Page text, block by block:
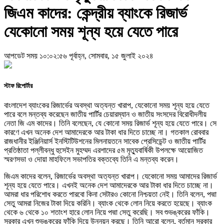
জিএম কাদের: কেন্দ্রীয় ব্যাংকে রিজার্ভ
যেকোনো সময় শূন্য হয়ে যেতে পারে
আপডেট সময় ১০:০২:৫৬ পূর্বাহ্ন, সোমবার, ১৫ জুলাই ২০২৪
স্টাফ রিপোর্টার
বাংলাদেশ ব্যাংকের রিজার্ভের অবস্থা অত্যন্ত খারাপ, যেকোনো সময় শূন্য হয়ে যেতে
পারে বলে মন্তব্য করেছেন জাতীয় পার্টির চেয়ারম্যান ও জাতীয় সংসদের বিরোধীদলীয়
নেতা জি এম কাদের। তিনি বলেছেন, যে কোনো সময় রিজার্ভ শূন্য হয়ে যেতে পারে। সে
কারণে এখন অনেক দেশ আমাদেরকে আর টাকা ধার দিতে চাচ্ছে না। গতকাল রোববার
রাজধানীর ইঞ্জিনিয়ার্স ইনস্টিটিউশনের মিলনায়তনে সাবেক প্রেসিডেন্ট ও জাতীয় পার্টির
প্রতিষ্ঠাতা পল্লীবন্ধু হুসেইন মুহম্মদ এরশাদের ৫ম মৃত্যুবার্ষিকী উপলক্ষে আয়োজিত
স্মরণসভা ও দোয়া মাহফিলে সভাপতির বক্তব্যে তিনি এ মন্তব্য করেন।
জিএম কাদের বলেন, রিজার্ভের অবস্থা অত্যন্ত খারাপ। যেকোনো সময় আমাদের রিজার্ভ
শূন্য হয়ে যেতে পারে। এখনই অনেক দেশ আমাদেরকে আর টাকা ধার দিতে চাচ্ছে না।
আমরা ধার পরিশোধ করতে পারবো কিনা সেটারও কোনো নিশ্চয়তা নেই। তিনি বলেন, পদ্মা
সেতু আমরা নিজের টাকা দিয়ে করিনি। ব্যাংক থেকে লোন নিয়ে করতে হয়েছে। ব্যাংক
থেকে ৬ থেকে ১০ শতাংশ হারে লোন নিয়ে পদ্মা সেতু করেছি। সব শুভঙ্করের ফাঁকি।
সরকার এখন শুভঙ্করের ফাঁকি দিয়ে উন্নয়ন করছে। তিনি আরো বলেন, বর্তমান সরকার